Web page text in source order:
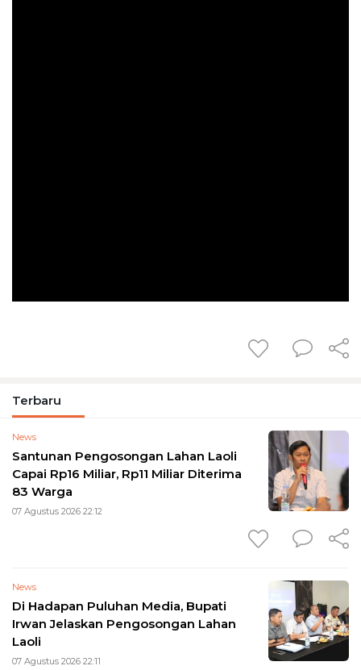
Terbaru
News
Santunan Pengosongan Lahan Laoli
Capai Rp16 Miliar, Rp11 Miliar Diterima
83 Warga
07 Agustus 2026 22:12
News
Di Hadapan Puluhan Media, Bupati
Irwan Jelaskan Pengosongan Lahan
Laoli
07 Agustus 2026 22:11